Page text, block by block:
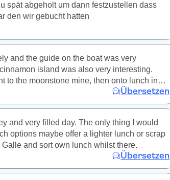
spät abgeholt um dann festzustellen dass
den wir gebucht hatten
and the guide on the boat was very
island was also very interesting.
to the moonstone mine, then onto lunch in
have spent more time in Galle with a
then onto the wood carving shop to see them
in the trip the others were 7 Germans
Übersetzen
and very filled day. The only thing I would
options maybe offer a lighter lunch or scrap
and sort own lunch whilst there.
Übersetzen